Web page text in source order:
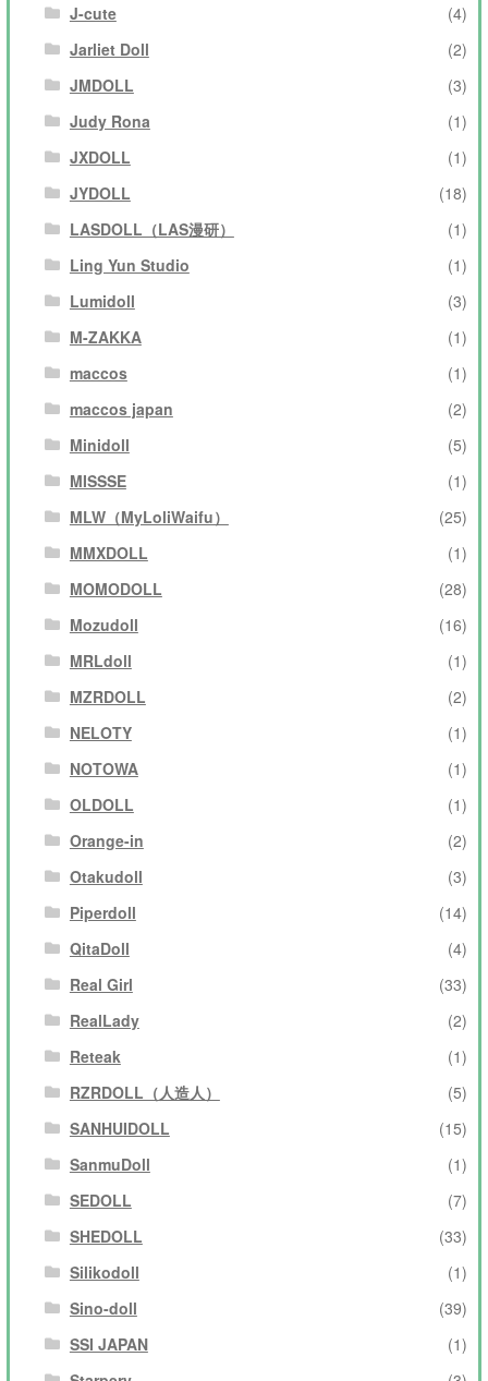
J-cute
(4)
Jarliet Doll
(2)
JMDOLL
(3)
Judy Rona
(1)
JXDOLL
(1)
JYDOLL
(18)
LASDOLL（LAS漫研）
(1)
Ling Yun Studio
(1)
Lumidoll
(3)
M-ZAKKA
(1)
maccos
(1)
maccos japan
(2)
Minidoll
(5)
MISSSE
(1)
MLW（MyLoliWaifu）
(25)
MMXDOLL
(1)
MOMODOLL
(28)
Mozudoll
(16)
MRLdoll
(1)
MZRDOLL
(2)
NELOTY
(1)
NOTOWA
(1)
OLDOLL
(1)
Orange-in
(2)
Otakudoll
(3)
Piperdoll
(14)
QitaDoll
(4)
Real Girl
(33)
RealLady
(2)
Reteak
(1)
RZRDOLL（人造人）
(5)
SANHUIDOLL
(15)
SanmuDoll
(1)
SEDOLL
(7)
SHEDOLL
(33)
Silikodoll
(1)
Sino-doll
(39)
SSI JAPAN
(1)